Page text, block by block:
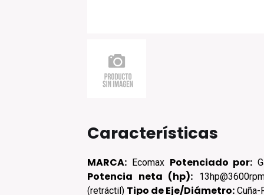
Características
MARCA: Ecomax Potenciado por:
Potencia neta (hp):
(retráctil) Tipo de Eje/Diámetro: Cuña-